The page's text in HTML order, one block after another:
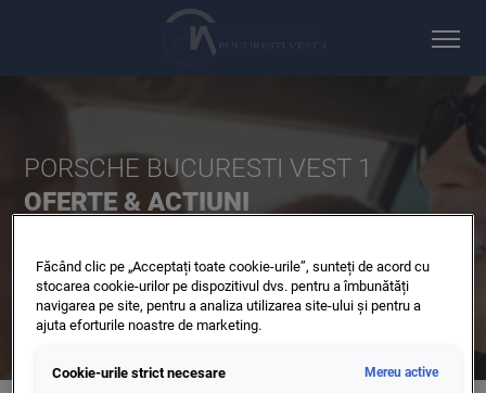
PORSCHE BUCURESTI VEST 1
OFERTE & ACTIUNI
1.Făcând clic pe „Acceptați toate cookie-urile”, sunteți de acord cu
stocarea cookie-urilor pe dispozitivul dvs. pentru a îmbunătăți
navigarea pe site, pentru a analiza utilizarea site-ului și pentru a
ajuta eforturile noastre de marketing.
Cookie-urile strict necesare Mereu active